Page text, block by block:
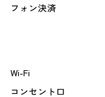
フォン決済
Wi-Fi
コンセント口